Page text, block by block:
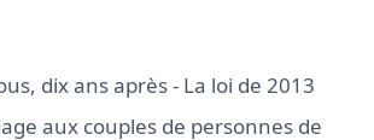
dix ans après - La loi de 2013
aux couples de personnes de